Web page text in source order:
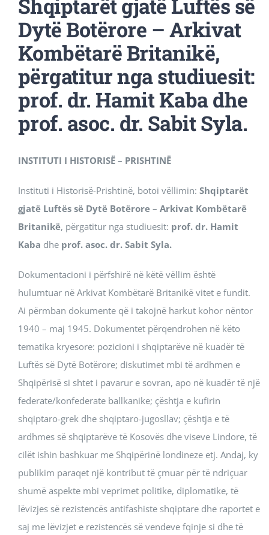
Revista Kosova
Njoftimet & Konkurset
Kontakti
Shqiptarët gjatë Luftës së
Dytë Botërore – Arkivat
Kombëtarë Britanikë,
përgatitur nga studiuesit:
prof. dr. Hamit Kaba dhe
prof. asoc. dr. Sabit Syla.
INSTITUTI I HISTORISË – PRISHTINË
Instituti i Historisë-Prishtinë, botoi vëllimin: Shqiptarët
gjatë Luftës së Dytë Botërore – Arkivat Kombëtarë
Britanikë, përgatitur nga studiuesit: prof. dr. Hamit
Kaba dhe prof. asoc. dr. Sabit Syla.
Dokumentacioni i përfshirë në këtë vëllim është
hulumtuar në Arkivat Kombëtarë Britanikë vitet e fundit.
Ai përmban dokumente që i takojnë harkut kohor nëntor
1940 – maj 1945. Dokumentet përqendrohen në këto
tematika kryesore: pozicioni i shqiptarëve në kuadër të
Luftës së Dytë Botërore; diskutimet mbi të ardhmen e
Shqipërisë si shtet i pavarur e sovran, apo në kuadër të një
federate/konfederate ballkanike; çështja e kufirin
shqiptaro-grek dhe shqiptaro-jugosllav; çështja e të
ardhmes së shqiptarëve të Kosovës dhe viseve Lindore, të
cilët ishin bashkuar me Shqipërinë londineze etj. Andaj, ky
publikim paraqet një kontribut të çmuar për të ndriçuar
shumë aspekte mbi veprimet politike, diplomatike, të
lëvizjes së rezistencës antifashiste shqiptare dhe raportet e
saj me lëvizjet e rezistencës së vendeve fqinje si dhe të